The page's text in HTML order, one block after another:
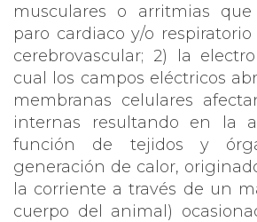
musculares o arritmias que
paro cardiaco y/o
cerebrovascular; 2) la
cual los campos eléctricos
membranas celulares
internas resultando en la
función de tejidos y
generación de calor,
la corriente a través de un
cuerpo del animal)